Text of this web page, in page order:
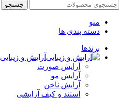
جستجو
منو
دسته بندی ها
برندها
آرایش و زیبایی
آرایش صورت
آرایش مو
آرایش ناخن
استند و کیف آرایشی